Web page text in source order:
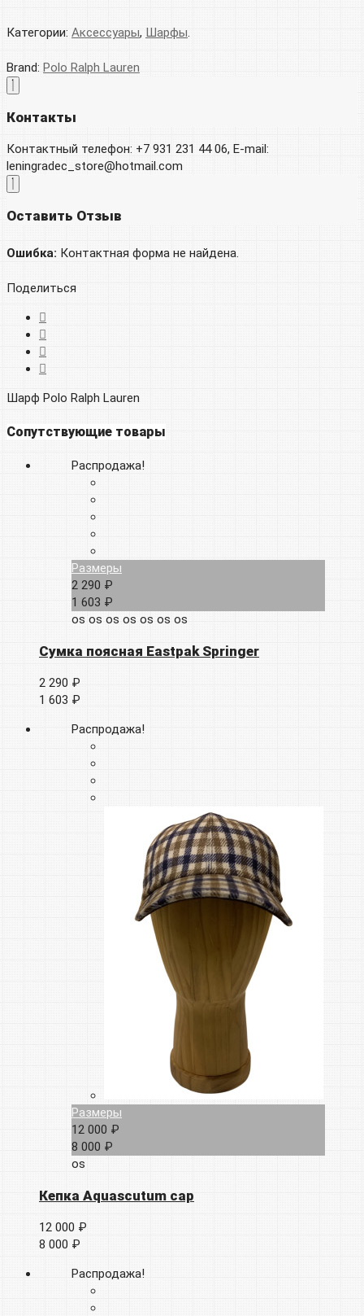
Категории: Аксессуары, Шарфы
Brand: Polo Ralph Lauren
Контакты
Контактный телефон: +7 931 231 44 06, E-mail:
leningradec_store@hotmail.com
Оставить Отзыв
Ошибка: Контактная форма не найдена.
Поделиться
Шарф Polo Ralph Lauren
Сопутствующие товары
Распродажа!
Размеры
2 290 ₽
1 603 ₽
os os os os os os os
Сумка поясная Eastpak Springer
2 290 ₽
1 603 ₽
Распродажа!
Размеры
12 000 ₽
8 000 ₽
os
Кепка Aquascutum cap
12 000 ₽
8 000 ₽
Распродажа!